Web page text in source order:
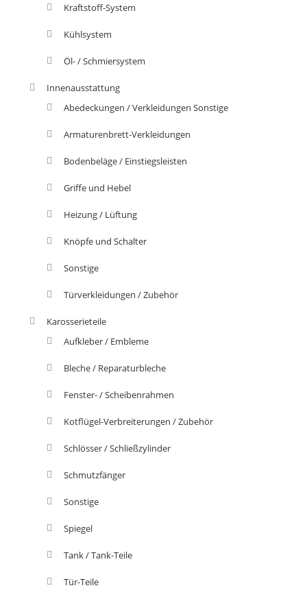
Kraftstoff-System
Kühlsystem
Öl- / Schmiersystem
Innenausstattung
Abedeckungen / Verkleidungen Sonstige
Armaturenbrett-Verkleidungen
Bodenbeläge / Einstiegsleisten
Griffe und Hebel
Heizung / Lüftung
Knöpfe und Schalter
Sonstige
Türverkleidungen / Zubehör
Karosserieteile
Aufkleber / Embleme
Bleche / Reparaturbleche
Fenster- / Scheibenrahmen
Kotflügel-Verbreiterungen / Zubehör
Schlösser / Schließzylinder
Schmutzfänger
Sonstige
Spiegel
Tank / Tank-Teile
Tür-Teile